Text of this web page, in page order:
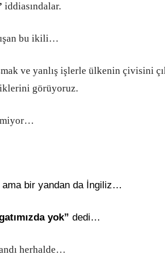
iddiasındalar.
bu ikili…
ve yanlış işlerle ülkenin çivisini
görüyoruz.
ama bir yandan da İngiliz…
yok” dedi…
herhalde…